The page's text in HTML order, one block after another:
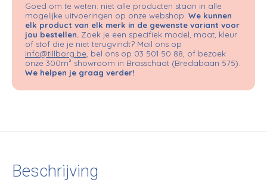
Goed om te weten: niet alle producten staan in alle
mogelijke uitvoeringen op onze webshop. We kunnen
elk product van elk merk in de gewenste variant voor
jou bestellen. Zoek je een specifiek model, maat, kleur
of stof die je niet terugvindt? Mail ons op
info@tillborg.be , bel ons op 03 501 50 88, of bezoek
onze 300m² showroom in Brasschaat (Bredabaan 575).
We helpen je graag verder!
Beschrijving